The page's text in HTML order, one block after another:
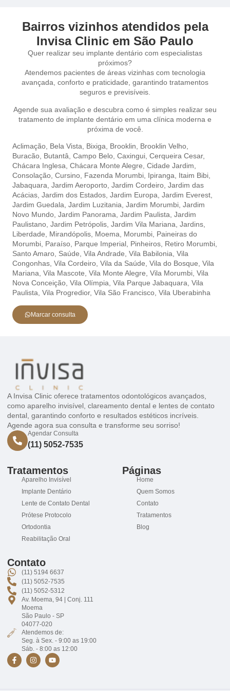
Bairros vizinhos atendidos pela
Invisa Clinic em São Paulo
Quer realizar seu implante dentário com especialistas
próximos?
Atendemos pacientes de áreas vizinhas com tecnologia
avançada, conforto e praticidade, garantindo tratamentos
seguros e previsíveis.
Agende sua avaliação e descubra como é simples realizar seu
tratamento de implante dentário em uma clínica moderna e
próxima de você.
Aclimação, Bela Vista, Bixiga, Brooklin, Brooklin Velho,
Buracão, Butantâ, Campo Belo, Caxingui, Cerqueira Cesar,
Chácara Inglesa, Chácara Monte Alegre, Cidade Jardim,
Consolação, Cursino, Fazenda Morumbi, Ipiranga, Itaim Bibi,
Jabaquara, Jardim Aeroporto, Jardim Cordeiro, Jardim das
Acácias, Jardim dos Estados, Jardim Europa, Jardim Everest,
Jardim Guedala, Jardim Luzitania, Jardim Morumbi, Jardim
Novo Mundo, Jardim Panorama, Jardim Paulista, Jardim
Paulistano, Jardim Petrópolis, Jardim Vila Mariana, Jardins,
Liberdade, Mirandópolis, Moema, Morumbi, Paineiras do
Morumbi, Paraíso, Parque Imperial, Pinheiros, Retiro Morumbi,
Santo Amaro, Saúde, Vila Andrade, Vila Babilonia, Vila
Congonhas, Vila Cordeiro, Vila da Saúde, Vila do Bosque, Vila
Mariana, Vila Mascote, Vila Monte Alegre, Vila Morumbi, Vila
Nova Conceição, Vila Olímpia, Vila Parque Jabaquara, Vila
Paulista, Vila Progredior, Vila São Francisco, Vila Uberabinha
Marcar consulta
A Invisa Clinic oferece tratamentos odontológicos avançados,
como aparelho invisível, clareamento dental e lentes de contato
dental, garantindo conforto e resultados estéticos incríveis.
Agende agora sua consulta e transforme seu sorriso!
Agendar Consulta
(11) 5052-7535
Tratamentos
Aparelho Invisível
Implante Dentário
Lente de Contato Dental
Prótese Protocolo
Ortodontia
Reabilitação Oral
Páginas
Home
Quem Somos
Contato
Tratamentos
Blog
Contato
(11) 5194 6637
(11) 5052-7535
(11) 5052-5312
Av. Moema, 94 | Conj. 111
Moema
São Paulo - SP
04077-020
Atendemos de:
Seg. à Sex. - 9:00 as 19:00
Sáb. - 8:00 as 12:00